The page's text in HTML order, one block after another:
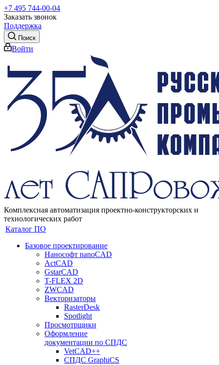
+7 495 744-00-04
Заказать звонок
Поддержка
Поиск
Войти
Комплексная автоматизация проектно-конструкторских и
технологических работ
Каталог ПО
Базовое проектирование
Нанософт nanoCAD
ActCAD
GstarCAD
T-FLEX 2D
ZWCAD
Векторизаторы
RasterDesk
Spotlight
Просмотрщики
Оформление
документации по СПДС
VetCAD++
СПДС GraphiCS